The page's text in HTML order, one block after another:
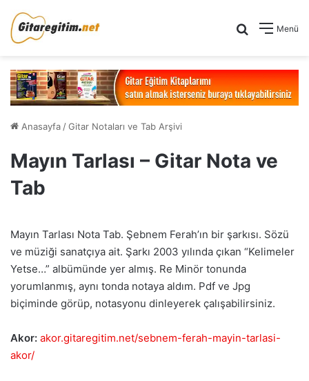
Menü
Arama yap
Anasayfa /Gitar Notaları ve Tab Arşivi
Mayın Tarlası – Gitar Nota ve
Tab
Mayın Tarlası Nota Tab. Şebnem Ferah’ın bir şarkısı. Sözü
ve müziği sanatçıya ait. Şarkı 2003 yılında çıkan “Kelimeler
Yetse…” albümünde yer almış. Re Minör tonunda
yorumlanmış, aynı tonda notaya aldım. Pdf ve Jpg
biçiminde görüp, notasyonu dinleyerek çalışabilirsiniz.
Akor: akor.gitaregitim.net/sebnem-ferah-mayin-tarlasi-
akor/